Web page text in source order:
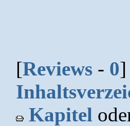
[Reviews - 0]
Kapitel